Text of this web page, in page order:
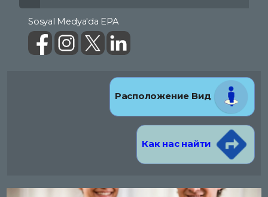
Sosyal Medya'da EPA
Расположение Вид
Как нас найти